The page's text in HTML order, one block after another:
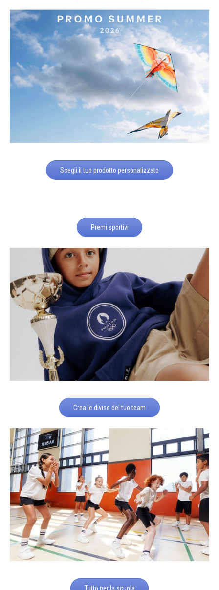
Scegli il tuo prodotto personalizzato
Premi sportivi
Crea le divise del tuo team
Tutto per la scuola